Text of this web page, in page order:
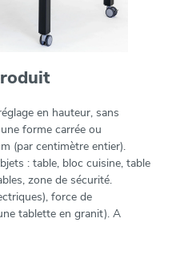
en hauteur, sans
forme carrée ou
(par centimètre entier).
: table, bloc cuisine, table
zone de sécurité.
force de
tablette en granit). A